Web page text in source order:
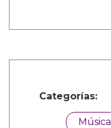
Categorías:
Música